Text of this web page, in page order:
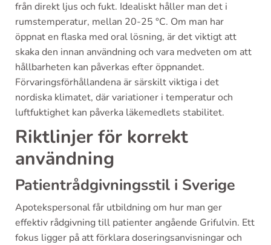
från direkt ljus och fukt. Idealiskt håller man det i
rumstemperatur, mellan 20-25 °C. Om man har
öppnat en flaska med oral lösning, är det viktigt att
skaka den innan användning och vara medveten om att
hållbarheten kan påverkas efter öppnandet.
Förvaringsförhållandena är särskilt viktiga i det
nordiska klimatet, där variationer i temperatur och
luftfuktighet kan påverka läkemedlets stabilitet.
Riktlinjer för korrekt
användning
Patientrådgivningsstil i Sverige
Apotekspersonal får utbildning om hur man ger
effektiv rådgivning till patienter angående Grifulvin. Ett
fokus ligger på att förklara doseringsanvisningar och